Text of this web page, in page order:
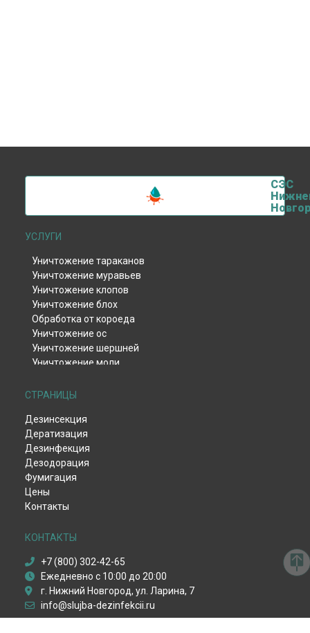
СЭС
УСЛУГИ
Уничтожение тараканов
Уничтожение муравьев
Уничтожение клопов
Уничтожение блох
Обработка от короеда
Уничтожение ос
Уничтожение шершней
Уничтожение моли
Уничтожение клещей
Уничтожение мокриц
Уничтожение мух
Обработка от жука-кожееда
Обработка от жука-точильщика
Обработка от долгоносика
Уничтожение чешуйницы
Удаление плесени и грибка
Дезинфекция после смерти
Пест-контроль
Демеркуризация ртути
Уничтожение крыс
Уничтожение мышей
СТРАНИЦЫ
Дезинсекция
Дератизация
Дезинфекция
Дезодорация
Фумигация
Цены
Контакты
КОНТАКТЫ
+7 (800) 302-42-65
Ежедневно с 10:00 до 20:00
г. Нижний Новгород, ул. Ларина, 7
info@slujba-dezinfekcii.ru